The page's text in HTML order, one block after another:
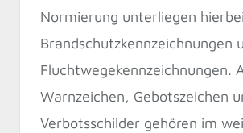
Normierung unterliegen hierbei
Brandschutzkennzeichnungen
Fluchtwegekennzeichnungen.
Warnzeichen, Gebotszeichen
Verbotsschilder gehören im